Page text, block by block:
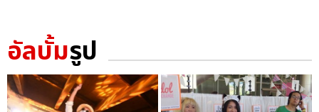
อัลบั้มรูป